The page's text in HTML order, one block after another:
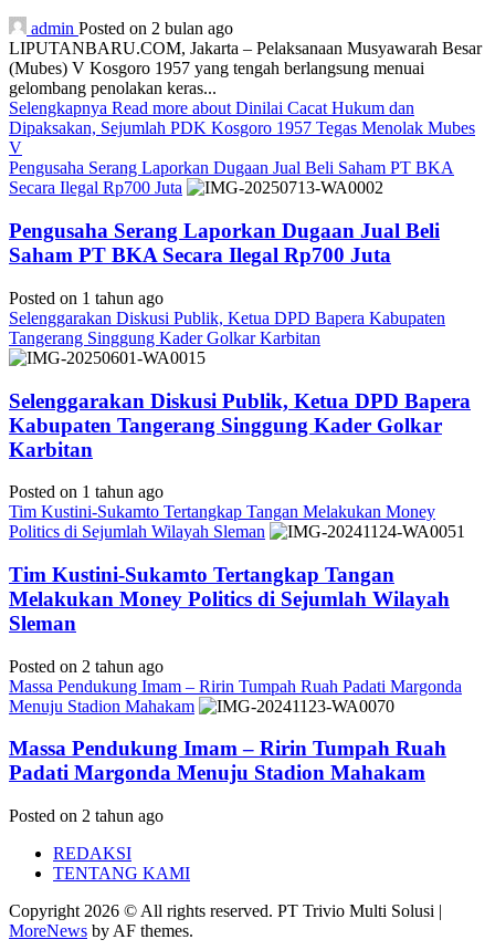
admin Posted on 2 bulan ago
LIPUTANBARU.COM, Jakarta – Pelaksanaan Musyawarah Besar
(Mubes) V Kosgoro 1957 yang tengah berlangsung menuai
gelombang penolakan keras...
Selengkapnya Read more about Dinilai Cacat Hukum dan
Dipaksakan, Sejumlah PDK Kosgoro 1957 Tegas Menolak Mubes
V
Pengusaha Serang Laporkan Dugaan Jual Beli Saham PT BKA
Secara Ilegal Rp700 Juta
Pengusaha Serang Laporkan Dugaan Jual Beli
Saham PT BKA Secara Ilegal Rp700 Juta
Posted on 1 tahun ago
Selenggarakan Diskusi Publik, Ketua DPD Bapera Kabupaten
Tangerang Singgung Kader Golkar Karbitan
Selenggarakan Diskusi Publik, Ketua DPD Bapera
Kabupaten Tangerang Singgung Kader Golkar
Karbitan
Posted on 1 tahun ago
Tim Kustini-Sukamto Tertangkap Tangan Melakukan Money
Politics di Sejumlah Wilayah Sleman
Tim Kustini-Sukamto Tertangkap Tangan
Melakukan Money Politics di Sejumlah Wilayah
Sleman
Posted on 2 tahun ago
Massa Pendukung Imam – Ririn Tumpah Ruah Padati Margonda
Menuju Stadion Mahakam
Massa Pendukung Imam – Ririn Tumpah Ruah
Padati Margonda Menuju Stadion Mahakam
Posted on 2 tahun ago
REDAKSI
TENTANG KAMI
Copyright 2026 © All rights reserved. PT Trivio Multi Solusi |
MoreNews by AF themes.